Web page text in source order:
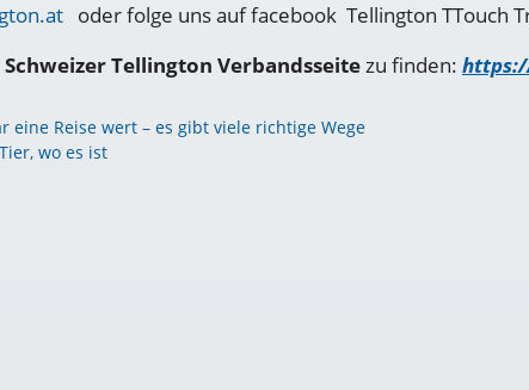
oder folge uns auf facebook Tellington TTouch
Schweizer Tellington Verbandsseitezu finden:
eine Reise wert – es gibt viele richtige Wege
wo es ist